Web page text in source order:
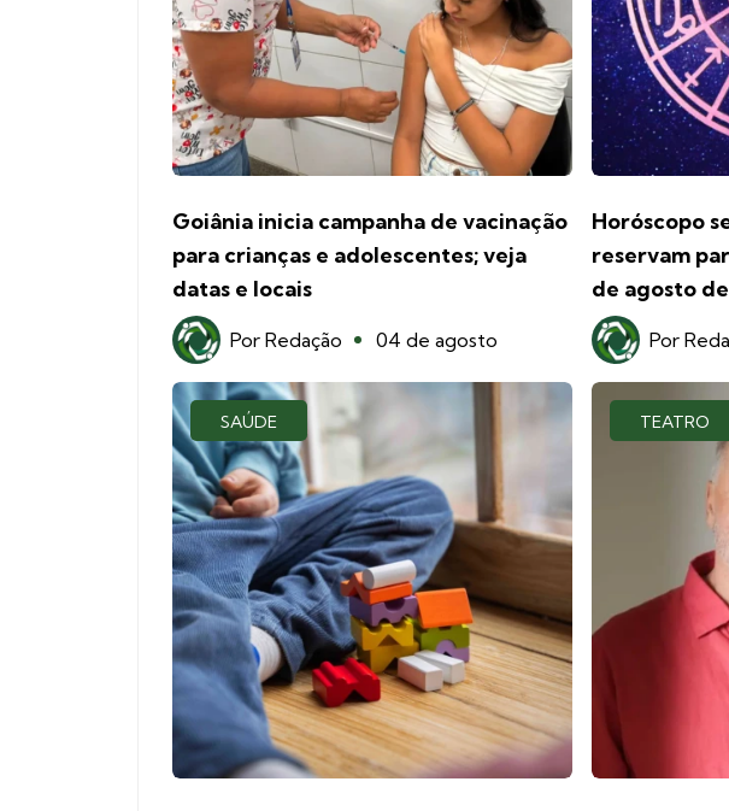
Goiânia inicia campanha de vacinação
para crianças e adolescentes; veja
datas e locais
Por Redação 04 de agosto
Horóscopo
reservam
de agosto
Por
SAÚDE TEATRO